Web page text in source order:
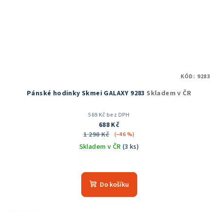
Pánské hodinky Skmei GALAXY 9283 Skladem v ČR
569 Kč bez DPH
688 Kč
1 290 Kč
(–46 %)
Skladem v ČR (3 ks)
hodnocení
produktu
Do košíku
KÓD: 9283